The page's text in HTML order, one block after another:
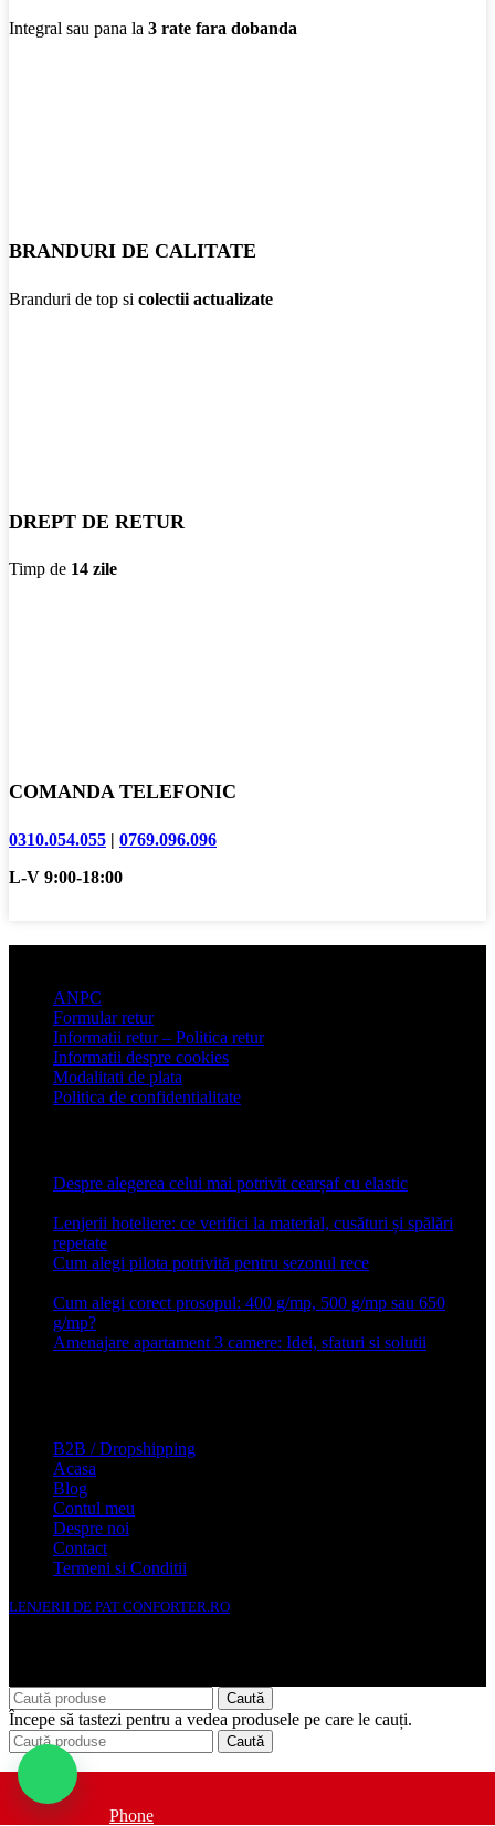
Integral sau pana la 3 rate fara dobanda
BRANDURI DE CALITATE
Branduri de top si colectii actualizate
DREPT DE RETUR
Timp de 14 zile
COMANDA TELEFONIC
0310.054.055 | 0769.096.096
L-V 9:00-18:00
ANPC
Formular retur
Informatii retur – Politica retur
Informatii despre cookies
Modalitati de plata
Politica de confidentialitate
Despre alegerea celui mai potrivit cearșaf cu elastic
Lenjerii hoteliere: ce verifici la material, cusături și spălări
repetate
Cum alegi pilota potrivită pentru sezonul rece
Cum alegi corect prosopul: 400 g/mp, 500 g/mp sau 650
g/mp?
Amenajare apartament 3 camere: Idei, sfaturi si solutii
B2B / Dropshipping
Acasa
Blog
Contul meu
Despre noi
Contact
Termeni si Conditii
LENJERII DE PAT CONFORTER.RO
Caută
Începe să tastezi pentru a vedea produsele pe care le cauți.
Caută
Acasa
Merino by THS
Phone